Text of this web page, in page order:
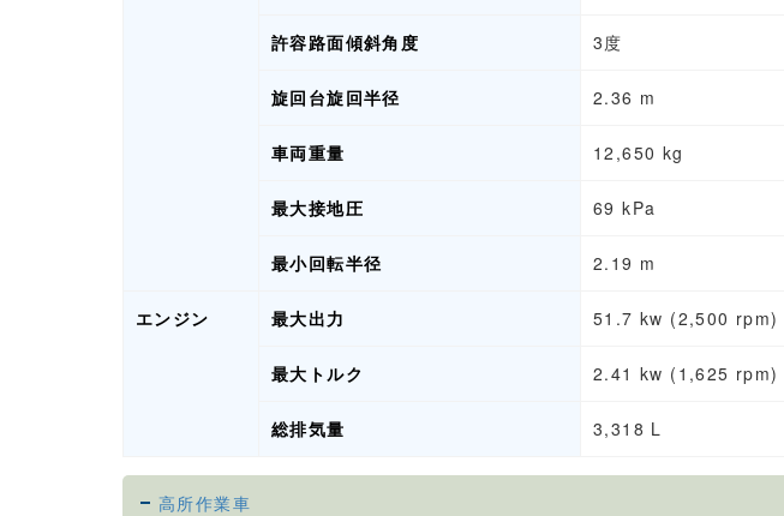
許容路面傾斜角度 3度
旋回台旋回半径 2.36 m
車両重量 12,650 kg
最大接地圧 69 kPa
最小回転半径 2.19 m
エンジン 最大出力 51.7 kw (2,500 rpm)
最大トルク 2.41 kw (1,625 rpm)
総排気量 3,318 L
高所作業車